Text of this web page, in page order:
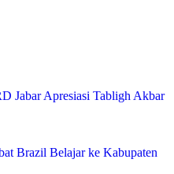
Jabar Apresiasi Tabligh Akbar
Brazil Belajar ke Kabupaten